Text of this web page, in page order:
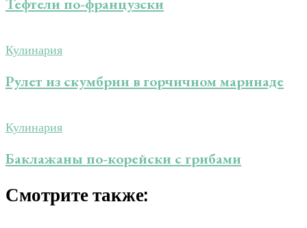
Тефтели по-французски
Кулинария
Рулет из скумбрии в горчичном маринаде
Кулинария
Баклажаны по-корейски с грибами
Смотрите также: